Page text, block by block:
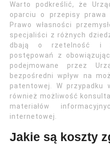
Warto podkreślić, że
oparciu o przepisy
Prawo własności
specjaliści z różnych
dbają o rzetelność i
postępowań z
podejmowane przez
bezpośredni wpływ na
patentowej. W przypadku
również możliwość
materiałów
internetowej.
Jakie są koszty